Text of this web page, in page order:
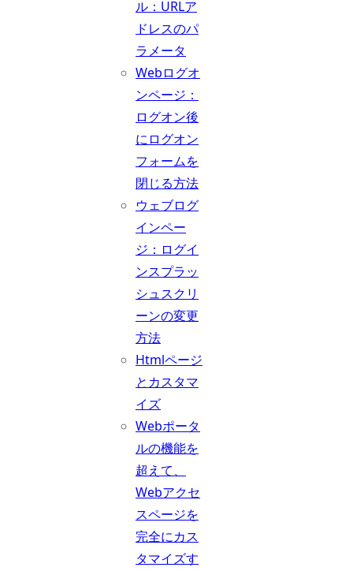
ル：URLア
ドレスのパ
ラメータ
Webログオ
ンページ：
ログオン後
にログオン
フォームを
閉じる方法
ウェブログ
インペー
ジ：ログイ
ンスプラッ
シュスクリ
ーンの変更
方法
Htmlページ
とカスタマ
イズ
Webポータ
ルの機能を
超えて、
Webアクセ
スページを
完全にカス
タマイズす